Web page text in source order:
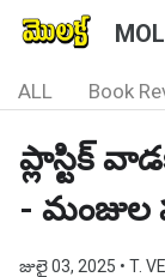
ALL Book
ప్లాస్టిక్
- మంజుల
జులై 03, 2025 • T.